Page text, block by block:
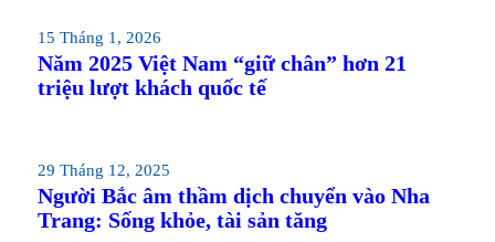
15 Tháng 1, 2026
Năm 2025 Việt Nam “giữ chân” hơn 21
triệu lượt khách quốc tế
29 Tháng 12, 2025
Người Bắc âm thầm dịch chuyển vào Nha
Trang: Sống khỏe, tài sản tăng